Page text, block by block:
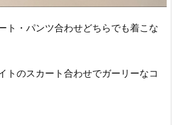
ト・パンツ合わせどちらでも着こな
トのスカート合わせでガーリーなコ